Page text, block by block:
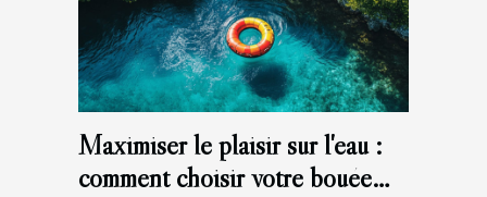
Maximiser le plaisir sur l'eau :
comment choisir votre bouée